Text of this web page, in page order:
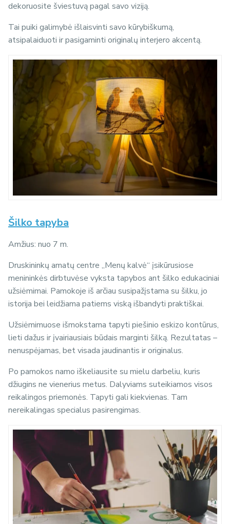
dekoruosite šviestuvą pagal savo viziją.
Tai puiki galimybė išlaisvinti savo kūrybiškumą,
atsipalaiduoti ir pasigaminti originalų interjero akcentą.
Šilko tapyba
Amžius: nuo 7 m.
Druskininkų amatų centre „Menų kalvė“ įsikūrusiose
menininkės dirbtuvėse vyksta tapybos ant šilko edukaciniai
užsiėmimai. Pamokoje iš arčiau susipažįstama su šilku, jo
istorija bei leidžiama patiems viską išbandyti praktiškai.
Užsiėmimuose išmokstama tapyti piešinio eskizo kontūrus,
lieti dažus ir įvairiausiais būdais marginti šilką. Rezultatas –
nenuspėjamas, bet visada jaudinantis ir originalus.
Po pamokos namo iškeliausite su mielu darbeliu, kuris
džiugins ne vienerius metus. Dalyviams suteikiamos visos
reikalingos priemonės. Tapyti gali kiekvienas. Tam
nereikalingas specialus pasirengimas.